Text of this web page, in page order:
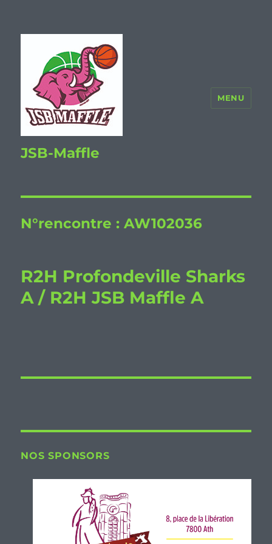
JSB-Maffle
MENU
N°rencontre :AW102036
R2H Profondeville Sharks
A / R2H JSB Maffle A
NOS SPONSORS